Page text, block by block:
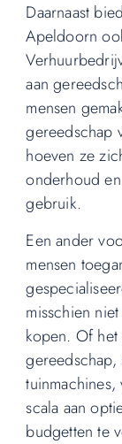
Daarnaast
Apeldoorn
aan
mensen
gereedschap
hoeven ze
onderhoud
gebruik.
Een ander
mensen
misschien
kopen. Of
scala aan
budgetten te